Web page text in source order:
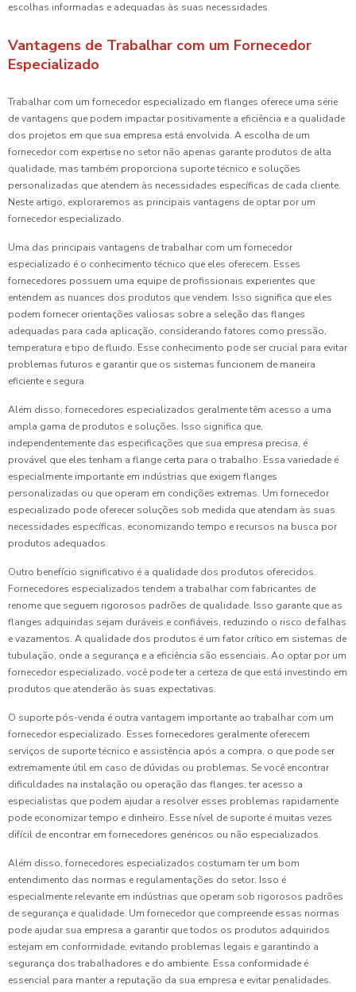
escolhas informadas e adequadas às suas necessidades.
Vantagens de Trabalhar com um Fornecedor
Especializado
Trabalhar com um fornecedor especializado em flanges oferece uma série
de vantagens que podem impactar positivamente a eficiência e a qualidade
dos projetos em que sua empresa está envolvida. A escolha de um
fornecedor com expertise no setor não apenas garante produtos de alta
qualidade, mas também proporciona suporte técnico e soluções
personalizadas que atendem às necessidades específicas de cada cliente.
Neste artigo, exploraremos as principais vantagens de optar por um
fornecedor especializado.
Uma das principais vantagens de trabalhar com um fornecedor
especializado é o conhecimento técnico que eles oferecem. Esses
fornecedores possuem uma equipe de profissionais experientes que
entendem as nuances dos produtos que vendem. Isso significa que eles
podem fornecer orientações valiosas sobre a seleção das flanges
adequadas para cada aplicação, considerando fatores como pressão,
temperatura e tipo de fluido. Esse conhecimento pode ser crucial para evitar
problemas futuros e garantir que os sistemas funcionem de maneira
eficiente e segura.
Além disso, fornecedores especializados geralmente têm acesso a uma
ampla gama de produtos e soluções. Isso significa que,
independentemente das especificações que sua empresa precisa, é
provável que eles tenham a flange certa para o trabalho. Essa variedade é
especialmente importante em indústrias que exigem flanges
personalizadas ou que operam em condições extremas. Um fornecedor
especializado pode oferecer soluções sob medida que atendam às suas
necessidades específicas, economizando tempo e recursos na busca por
produtos adequados.
Outro benefício significativo é a qualidade dos produtos oferecidos.
Fornecedores especializados tendem a trabalhar com fabricantes de
renome que seguem rigorosos padrões de qualidade. Isso garante que as
flanges adquiridas sejam duráveis e confiáveis, reduzindo o risco de falhas
e vazamentos. A qualidade dos produtos é um fator crítico em sistemas de
tubulação, onde a segurança e a eficiência são essenciais. Ao optar por um
fornecedor especializado, você pode ter a certeza de que está investindo em
produtos que atenderão às suas expectativas.
O suporte pós-venda é outra vantagem importante ao trabalhar com um
fornecedor especializado. Esses fornecedores geralmente oferecem
serviços de suporte técnico e assistência após a compra, o que pode ser
extremamente útil em caso de dúvidas ou problemas. Se você encontrar
dificuldades na instalação ou operação das flanges, ter acesso a
especialistas que podem ajudar a resolver esses problemas rapidamente
pode economizar tempo e dinheiro. Esse nível de suporte é muitas vezes
difícil de encontrar em fornecedores genéricos ou não especializados.
Além disso, fornecedores especializados costumam ter um bom
entendimento das normas e regulamentações do setor. Isso é
especialmente relevante em indústrias que operam sob rigorosos padrões
de segurança e qualidade. Um fornecedor que compreende essas normas
pode ajudar sua empresa a garantir que todos os produtos adquiridos
estejam em conformidade, evitando problemas legais e garantindo a
segurança dos trabalhadores e do ambiente. Essa conformidade é
essencial para manter a reputação da sua empresa e evitar penalidades.